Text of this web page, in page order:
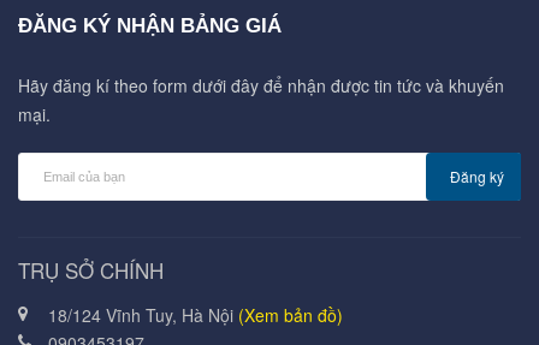
ĐĂNG KÝ NHẬN BẢNG GIÁ
Hãy đăng kí theo form dưới đây để nhận được tin tức và khuyến
mại.
Đăng ký
TRỤ SỞ CHÍNH
18/124 Vĩnh Tuy, Hà Nội (Xem bản đồ)